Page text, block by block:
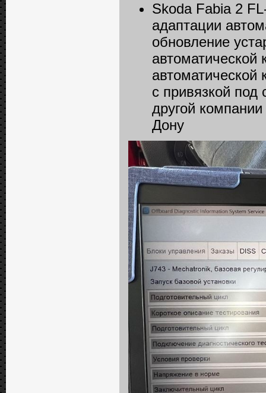
Skoda Fabia 2
адаптации
обновление
автоматической
автоматической
с привязкой под
другой
Дону